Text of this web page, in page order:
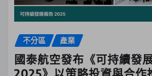
不分區 產業
國泰航空發布《可持續發
2025》以策略投資與合作